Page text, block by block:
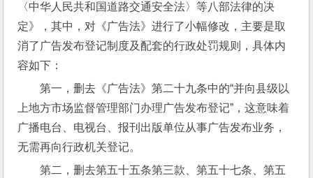
〈中华人民共和国道路交通安全法〉等八部法律的决
定》，其中，对《广告法》进行了小幅修改，主要是取
消了广告发布登记制度及配套的行政处罚规则，具体内
容如下：
第一，删去《广告法》第二十九条中的“并向县级以
上地方市场监督管理部门办理广告发布登记”，这意味着
广播电台、电视台、报刊出版单位从事广告发布业务，
无需再向行政机关登记。
第二，删去第五十五条第三款、第五十七条、第五